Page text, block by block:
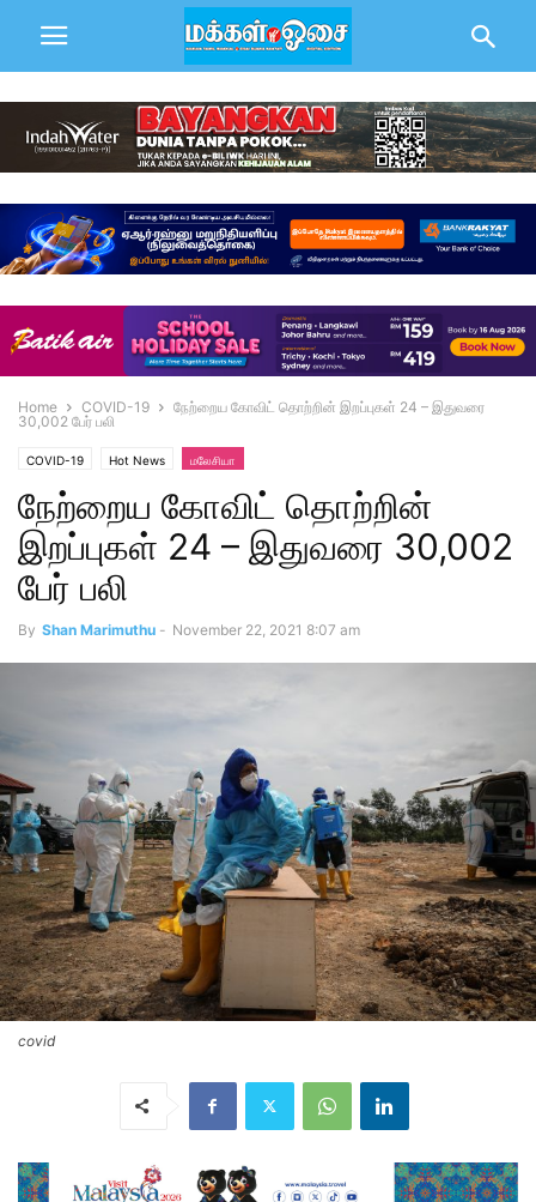
Home COVID-19
நேற்றைய கோவிட் தொற்றின் இறப்புகள் 24 – இதுவரை
30,002 பேர் பலி
COVID-19 Hot News மலேசியா
நேற்றைய கோவிட் தொற்றின்
இறப்புகள் 24 – இதுவரை 30,002
பேர் பலி
By Shan Marimuthu - November 22, 2021 8:07 am
covid